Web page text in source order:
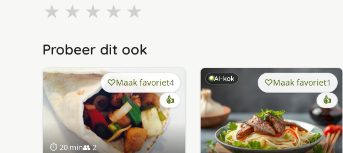
★ ★ ★ ★ ★
Probeer dit ook
⏱ 20 min👥 2
Maak favoriet4
👍
AI-kok Maak favoriet1
👍